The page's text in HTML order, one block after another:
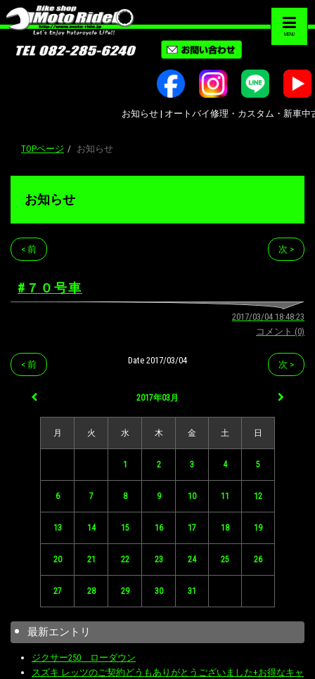
MENU
お知らせ | オートバイ修理・カスタム・新車中
TOPページ お知らせ
お知らせ
< 前 次 >
#７０号車
2017/03/04 18:48:23
コメント (0)
< 前 次 >
Date 2017/03/04
2017年03月
月 火 水 木 金 土 日
1 2 3 4 5
6 7 8 9 10 11 12
13 14 15 16 17 18 19
20 21 22 23 24 25 26
27 28 29 30 31
最新エントリ
ジクサー250 ローダウン
スズキ レッツのご契約どうもありがとうございました+お得なキャ